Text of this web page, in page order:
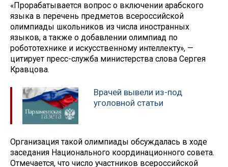
«Прорабатывается вопрос о включении арабского
языка в перечень предметов всероссийской
олимпиады школьников из числа иностранных
языков, а также о добавлении олимпиад по
робототехнике и искусственному интеллекту», —
цитирует пресс-служба министерства слова Сергея
Кравцова.
Врачей вывели из-под
уголовной статьи
Организация такой олимпиады обсуждалась в ходе
заседания Национального координационного совета.
Отмечается, что число участников всероссийской